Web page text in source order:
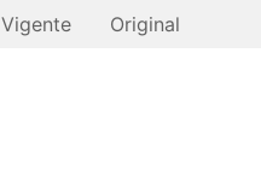
Vigente Original